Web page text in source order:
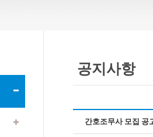
공지사항
간호조무사 모집 공